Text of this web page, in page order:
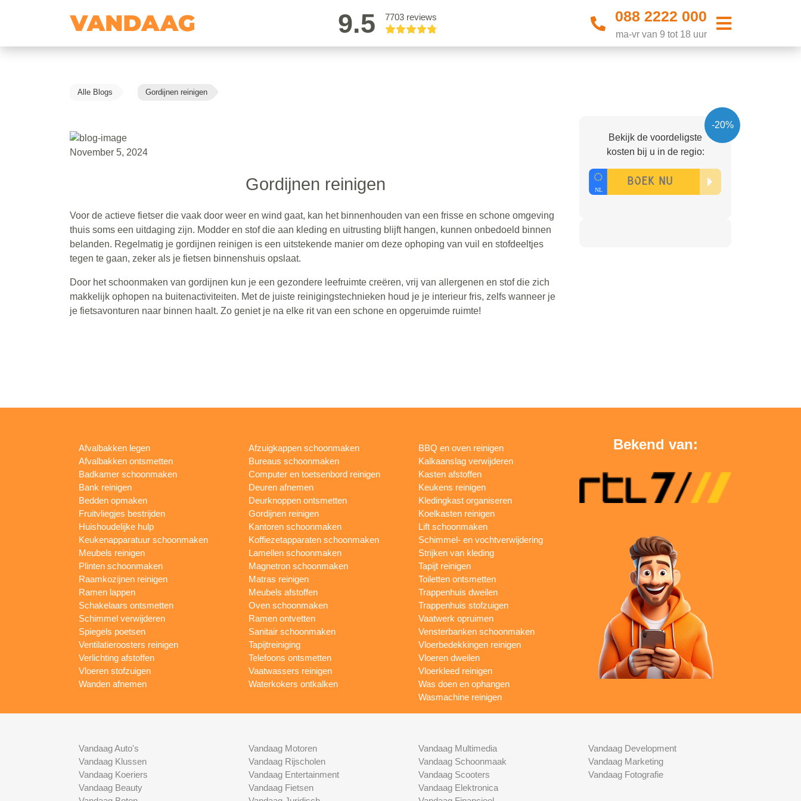
9.5 7703 reviews 088 2222 000
ma-vr van 9 tot 18 uur
Alle Blogs Gordijnen reinigen
November 5, 2024
Gordijnen reinigen
Voor de actieve fietser die vaak door weer en wind gaat, kan het binnenhouden van een frisse en schone omgeving
thuis soms een uitdaging zijn. Modder en stof die aan kleding en uitrusting blijft hangen, kunnen onbedoeld binnen
belanden. Regelmatig je gordijnen reinigen is een uitstekende manier om deze ophoping van vuil en stofdeeltjes
tegen te gaan, zeker als je fietsen binnenshuis opslaat.
Door het schoonmaken van gordijnen kun je een gezondere leefruimte creëren, vrij van allergenen en stof die zich
makkelijk ophopen na buitenactiviteiten. Met de juiste reinigingstechnieken houd je je interieur fris, zelfs wanneer je
je fietsavonturen naar binnen haalt. Zo geniet je na elke rit van een schone en opgeruimde ruimte!
-20%
Bekijk de voordeligste
kosten bij u in de regio:
Afvalbakken legen
Afvalbakken ontsmetten
Badkamer schoonmaken
Bank reinigen
Bedden opmaken
Fruitvliegjes bestrijden
Huishoudelijke hulp
Keukenapparatuur schoonmaken
Meubels reinigen
Plinten schoonmaken
Raamkozijnen reinigen
Ramen lappen
Schakelaars ontsmetten
Schimmel verwijderen
Spiegels poetsen
Ventilatieroosters reinigen
Verlichting afstoffen
Vloeren stofzuigen
Wanden afnemen
Afzuigkappen schoonmaken
Bureaus schoonmaken
Computer en toetsenbord reinigen
Deuren afnemen
Deurknoppen ontsmetten
Gordijnen reinigen
Kantoren schoonmaken
Koffiezetapparaten schoonmaken
Lamellen schoonmaken
Magnetron schoonmaken
Matras reinigen
Meubels afstoffen
Oven schoonmaken
Ramen ontvetten
Sanitair schoonmaken
Tapijtreiniging
Telefoons ontsmetten
Vaatwassers reinigen
Waterkokers ontkalken
BBQ en oven reinigen
Kalkaanslag verwijderen
Kasten afstoffen
Keukens reinigen
Kledingkast organiseren
Koelkasten reinigen
Lift schoonmaken
Schimmel- en vochtverwijdering
Strijken van kleding
Tapijt reinigen
Toiletten ontsmetten
Trappenhuis dweilen
Trappenhuis stofzuigen
Vaatwerk opruimen
Vensterbanken schoonmaken
Vloerbedekkingen reinigen
Vloeren dweilen
Vloerkleed reinigen
Was doen en ophangen
Wasmachine reinigen
Bekend van:
Vandaag Auto's
Vandaag Klussen
Vandaag Koeriers
Vandaag Beauty
Vandaag Motoren
Vandaag Rijscholen
Vandaag Entertainment
Vandaag Fietsen
Vandaag Multimedia
Vandaag Schoonmaak
Vandaag Scooters
Vandaag Elektronica
Vandaag Development
Vandaag Marketing
Vandaag Fotografie